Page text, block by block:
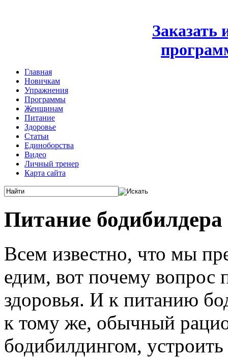
Заказать
Главная
Новичкам
Упражнения
Программы
Женщинам
Питание
Здоровье
Статьи
Единоборства
Видео
Личный тренер
Карта сайта
Питание бодибилдера
Всем известно, что мы
едим, вот почему вопрос
здоровья. И к питанию
к тому же, обычный
бодибилдингом,